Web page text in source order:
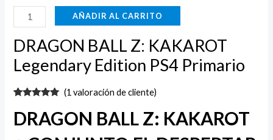
AÑADIR AL CARRITO
DRAGON BALL Z: KAKAROT
Legendary Edition PS4 Primario
con5.00de
5 en base
(1 valoración de cliente)
DRAGON BALL Z: KAKAROT